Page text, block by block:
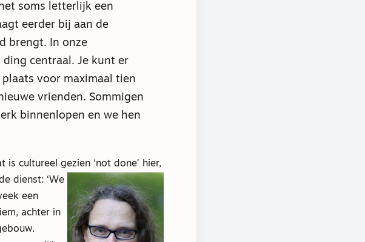
soms letterlijk een
eerder bij aan de
brengt. In onze
centraal. Je kunt er
voor maximaal tien
vrienden. Sommigen
binnenlopen en we hen
cultureel gezien ‘not done’ hier,
dienst: ‘We
een
achter in